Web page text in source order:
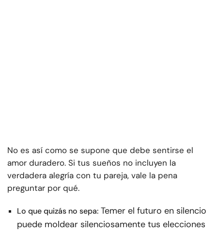
No es así como se supone que debe sentirse el
amor duradero. Si tus sueños no incluyen la
verdadera alegría con tu pareja, vale la pena
preguntar por qué.
Lo que quizás no sepa: Temer el futuro en silencio
puede moldear silenciosamente tus elecciones